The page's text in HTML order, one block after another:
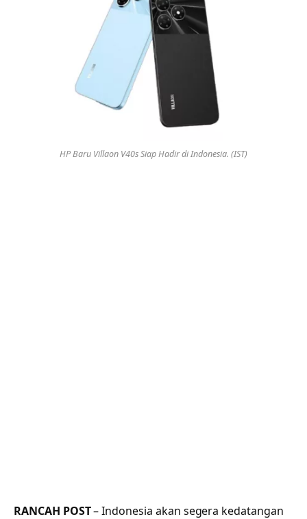
HP Baru Villaon V40s Siap Hadir di Indonesia. (IST)
RANCAH POST– Indonesia akan segera kedatangan